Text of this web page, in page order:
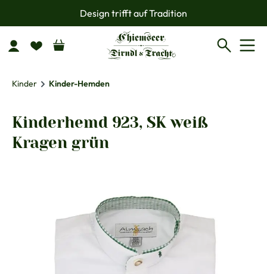
Zum Hauptinhalt springenDesign trifft auf Tradition
Kinder Kinder-Hemden
Kinderhemd 923, SK weiß
Kragen grün